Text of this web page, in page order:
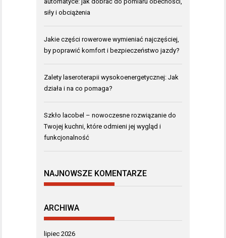
siły i obciążenia
Jakie części rowerowe wymieniać najczęściej,
by poprawić komfort i bezpieczeństwo jazdy?
Zalety laseroterapii wysokoenergetycznej: Jak
działa i na co pomaga?
Szkło lacobel – nowoczesne rozwiązanie do
Twojej kuchni, które odmieni jej wygląd i
funkcjonalność
NAJNOWSZE KOMENTARZE
ARCHIWA
lipiec 2026